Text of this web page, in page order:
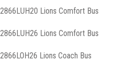
Lions Comfort Bus
Lions Comfort Bus
Lions Coach Bus